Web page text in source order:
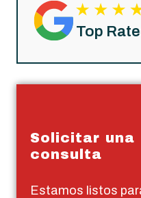
Top
Solicitar una
consulta
Estamos listos